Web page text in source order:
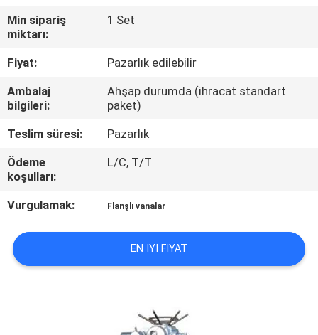
BIZIMLE
ILETIŞIME
HABERLER
BIR
ISTEĞI
SITE
Min sipariş
miktarı:
1 Set
Fiyat:
Pazarlık edilebilir
Ambalaj
bilgileri:
Ahşap durumda (ihracat standart
paket)
Teslim süresi:
Pazarlık
Ödeme
koşulları:
L/C, T/T
Vurgulamak: Flanşlı vanalar
EN IYI FIYAT